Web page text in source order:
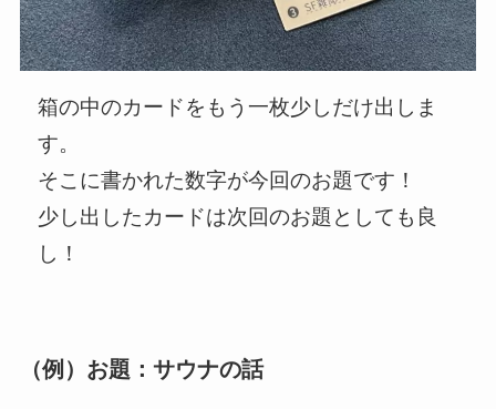
箱の中のカードをもう一枚少しだけ出しま
す。
そこに書かれた数字が今回のお題です！
少し出したカードは次回のお題としても良
し！
（例）お題：サウナの話